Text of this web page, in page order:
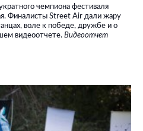
чемпиона фестиваля
Финалисты Street Air дали жару
воле к победе, дружбе и о
видеоотчете. Видеоотчет